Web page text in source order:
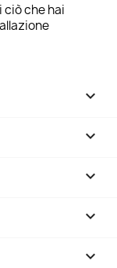
che hai



keyboard_arrow_down
